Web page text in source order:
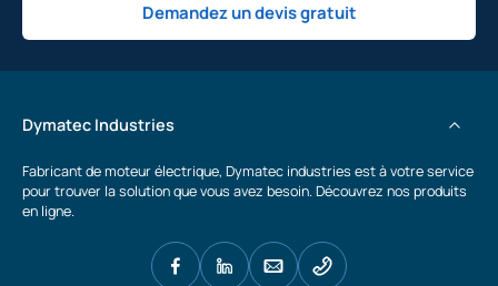
Demandez un devis gratuit
Dymatec Industries
Fabricant de moteur électrique, Dymatec industries est à votre service
pour trouver la solution que vous avez besoin. Découvrez nos produits
en ligne.